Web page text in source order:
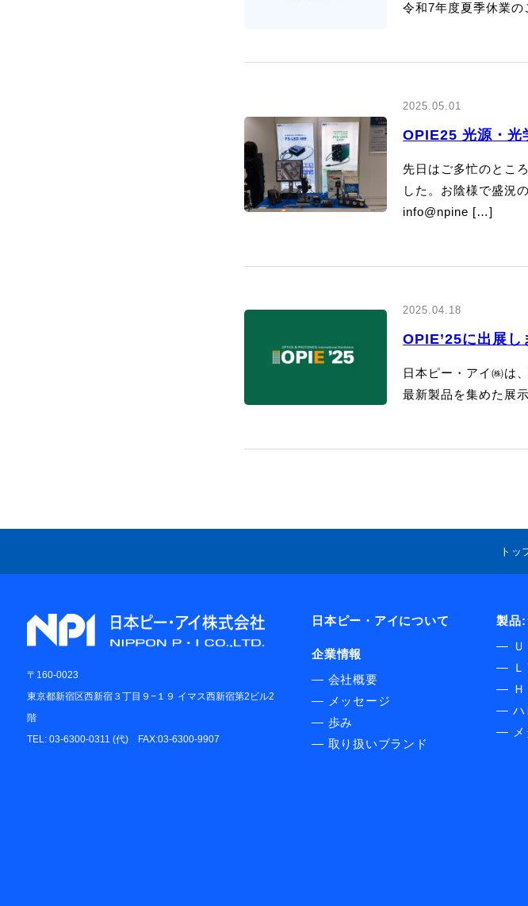
令和7年度夏季休業の
2025.05.01
OPIE25 光源・光
先日はご多忙のとこ
した。お陰様で盛況
info@npine […]
2025.04.18
OPIE’25に出展し
日本ピー・アイ㈱は
最新製品を集めた展
トッ
〒160-0023
東京都新宿区西新宿３丁目９−１９ イマス西新宿第2ビル2
階
TEL: 03-6300-0311 (代) FAX:03-6300-9907
日本ピー・アイについて
企業情報
― 会社概要
― メッセージ
― 歩み
― 取り扱いブランド
製品
―
―
―
― ハ
―